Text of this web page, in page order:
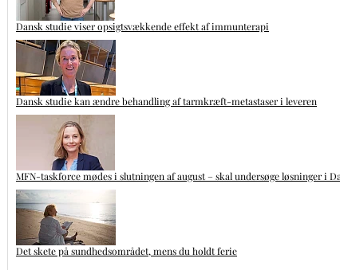
Dansk studie viser opsigtsvækkende effekt af immunterapi
Dansk studie kan ændre behandling af tarmkræft-metastaser i leveren
MFN-taskforce mødes i slutningen af august – skal undersøge løsninger i
Det skete på sundhedsområdet, mens du holdt ferie